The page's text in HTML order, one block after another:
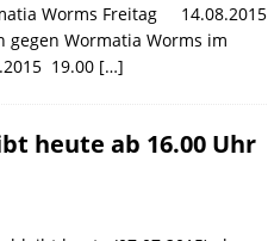
Worms Freitag 14.08.2015
gegen Wormatia Worms im
19.00 […]
heute ab 16.00 Uhr